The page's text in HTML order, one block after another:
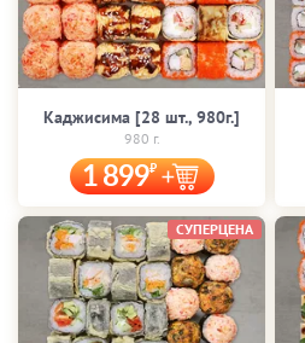
Каджисима [28 шт., 980г.]
980 г.
1 899
СУПЕРЦЕНА